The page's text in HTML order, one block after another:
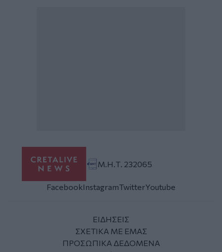
Μ.Η.Τ. 232065
FacebookInstagramTwitterYoutube
ΕΙΔΗΣΕΙΣ
ΣΧΕΤΙΚΑ ΜΕ ΕΜΑΣ
ΠΡΟΣΩΠΙΚΑ ΔΕΔΟΜΕΝΑ